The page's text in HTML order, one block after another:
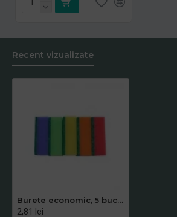
Recent vizualizate
Burete economic, 5 bucati/set
2,81 lei